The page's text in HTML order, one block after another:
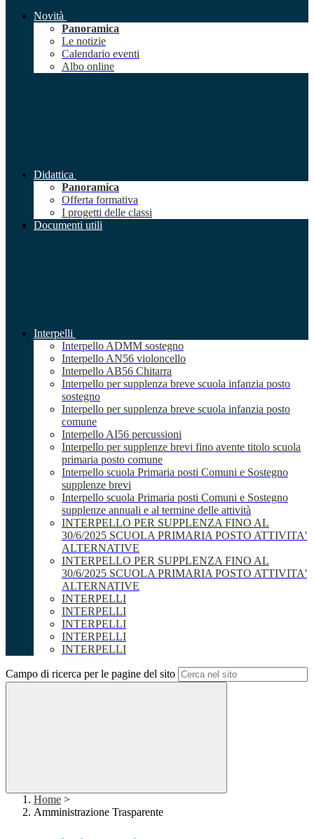
Novità
Panoramica
Le notizie
Calendario eventi
Albo online
Didattica
Panoramica
Offerta formativa
I progetti delle classi
Documenti utili
Interpelli
Interpello ADMM sostegno
Interpello AN56 violoncello
Interpello AB56 Chitarra
Interpello per supplenza breve scuola infanzia posto
sostegno
Interpello per supplenza breve scuola infanzia posto
comune
Interpello AI56 percussioni
Interpello per supplenze brevi fino avente titolo scuola
primaria posto comune
Interpello scuola Primaria posti Comuni e Sostegno
supplenze brevi
Interpello scuola Primaria posti Comuni e Sostegno
supplenze annuali e al termine delle attività
INTERPELLO PER SUPPLENZA FINO AL
30/6/2025 SCUOLA PRIMARIA POSTO ATTIVITA'
ALTERNATIVE
INTERPELLO PER SUPPLENZA FINO AL
30/6/2025 SCUOLA PRIMARIA POSTO ATTIVITA'
ALTERNATIVE
INTERPELLI
INTERPELLI
INTERPELLI
INTERPELLI
INTERPELLI
Campo di ricerca per le pagine del sito
Home >
Amministrazione Trasparente